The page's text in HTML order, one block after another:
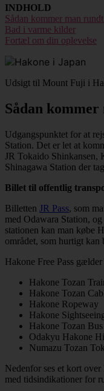
INDHOLD
Sådan kommer man
Bad i varme kilder
Fortæl om din oplevelse
Udsigt til Mount Fuji i
Sådan
Udgangspunktet for at
Station. Det er let at
JR Tokaido Shinkansen,
Shinagawa Station der
Billet til offentlig
Billetten JR Pass, som
med Odawara Station,
stationen kan man købe
området, som hurtigt
Hakone Free Pass
Hakone Tozan
Hakone Tozan
Hakone Ropeway
Hakone
Hakone Tozan Bus
Odakyu Hakone
Numazu Tozan
Nedenfor ses et kort
med tidsindikationer for